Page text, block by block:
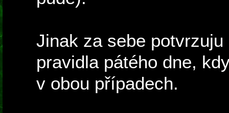
Jinak za sebe
pravidla pátého dne,
v obou případech.